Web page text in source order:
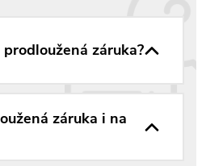
záruka?
záruka i na